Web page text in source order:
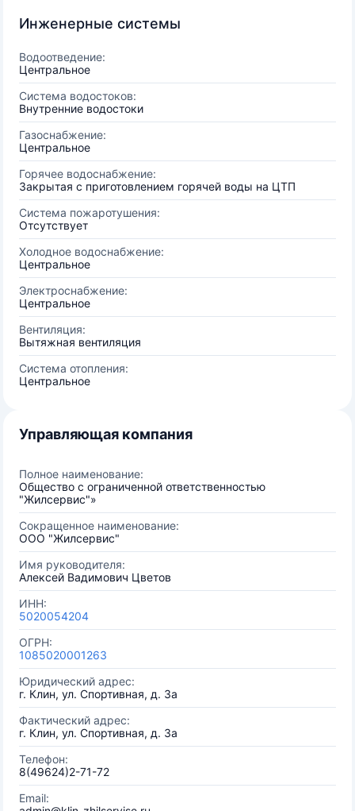
Инженерные системы
Водоотведение:
Центральное
Система водостоков:
Внутренние водостоки
Газоснабжение:
Центральное
Горячее водоснабжение:
Закрытая с приготовлением горячей воды на ЦТП
Система пожаротушения:
Отсутствует
Холодное водоснабжение:
Центральное
Электроснабжение:
Центральное
Вентиляция:
Вытяжная вентиляция
Система отопления:
Центральное
Управляющая компания
Полное наименование:
Общество с ограниченной ответственностью
"Жилсервис"»
Сокращенное наименование:
ООО "Жилсервис"
Имя руководителя:
Алексей Вадимович Цветов
ИНН:
5020054204
ОГРН:
1085020001263
Юридический адрес:
г. Клин, ул. Спортивная, д. 3а
Фактический адрес:
г. Клин, ул. Спортивная, д. 3а
Телефон:
8(49624)2-71-72
Email: